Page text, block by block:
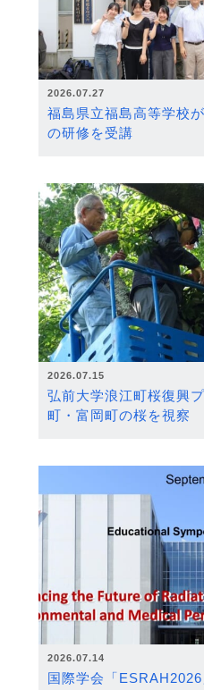
2026.07.27
福島県立福島高等学校
の研修を受講
2026.07.15
弘前大学浪江町桜復興
町・富岡町の桜を視察
2026.07.14
国際学会「